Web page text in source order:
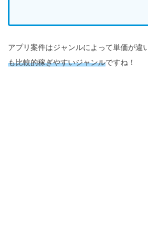
アプリ案件はジャンルによって単価が違
も比較的稼ぎやすいジャンルですね！